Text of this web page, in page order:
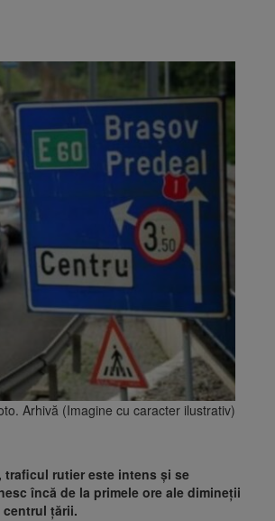
Arhivă (Imagine cu caracter ilustrativ)
traficul rutier este intens și se
încă de la primele ore ale dimineții
centrul țării.